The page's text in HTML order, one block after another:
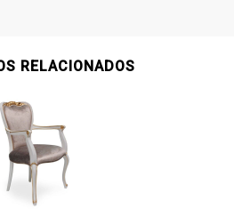
Aged Silver
RELACIONADOS